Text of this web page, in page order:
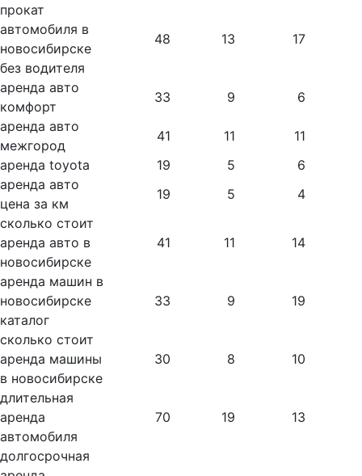
прокат
автомобиля в
новосибирске
без водителя
48 13 17
аренда авто
комфорт
33 9 6
аренда авто
межгород
41 11
11
аренда toyota
19 5
6
аренда авто
цена за км
19 5
4
сколько стоит
аренда авто в
новосибирске
41 11 14
аренда машин в
новосибирске
каталог
33 9 19
сколько стоит
аренда машины
в новосибирске
30 8 10
длительная
аренда
автомобиля
70 19 13
долгосрочная